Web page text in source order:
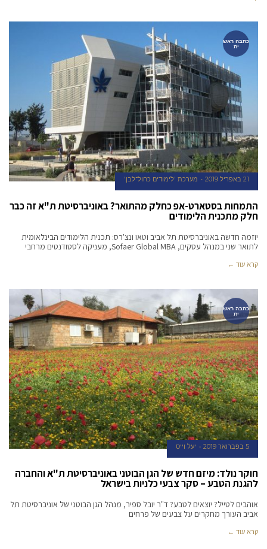
כתבה ראש
ית
21 באפריל 2019 מערכת 'לימודים כחול־לבן'
התמחות בסטארט-אפ כחלק מהתואר? באוניברסיטת ת"א זה כבר
חלק מתכנית הלימודים
יוזמה חדשה באוניברסיטת תל אביב וטאו ונצ'רס: תכנית הלימודים הבינלאומית
לתואר שני במנהל עסקים, Sofaer Global MBA, מעניקה לסטודנטים מרחבי
קרא עוד ←
כתבה ראש
ית
5 בפברואר 2019 יעל וייס
חוקר נולד: מיזם חדש של הגן הבוטני באוניברסיטת ת"א והחברה
להגנת הטבע – סקר צבעי כלניות בישראל
אוהבים לטייל? יוצאים לטבע? ד"ר יובל ספיר, מנהל הגן הבוטני של אוניברסיטת תל
אביב העורך מחקרים על צבעים של פרחים
קרא עוד ←